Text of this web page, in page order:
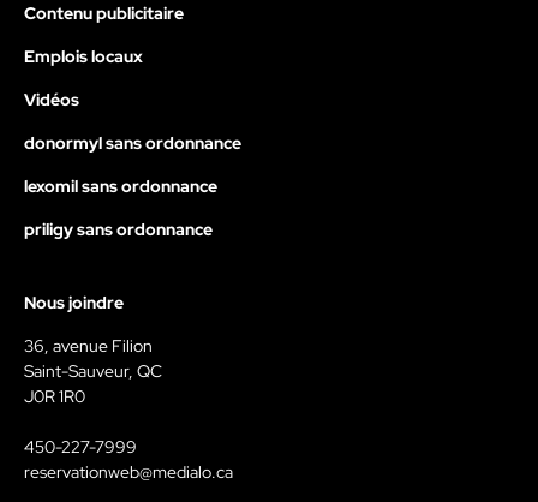
Contenu publicitaire
Emplois locaux
Vidéos
donormyl sans ordonnance
lexomil sans ordonnance
priligy sans ordonnance
Nous joindre
36, avenue Filion
Saint-Sauveur, QC
J0R 1R0
450-227-7999
reservationweb@medialo.ca